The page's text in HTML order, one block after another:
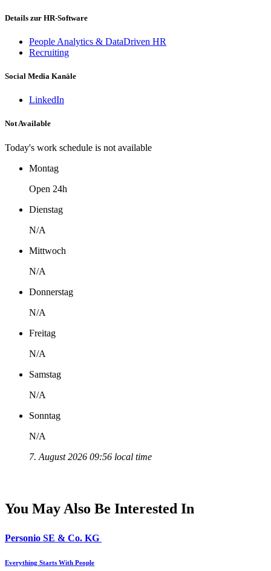
Details zur HR-Software
People Analytics & DataDriven HR
Recruiting
Social Media Kanäle
LinkedIn
Not Available
Today's work schedule is not available
Montag
Open 24h
Dienstag
N/A
Mittwoch
N/A
Donnerstag
N/A
Freitag
N/A
Samstag
N/A
Sonntag
N/A
7. August 2026 09:56 local time
You May Also Be Interested In
Personio SE & Co. KG
Everything Starts With People